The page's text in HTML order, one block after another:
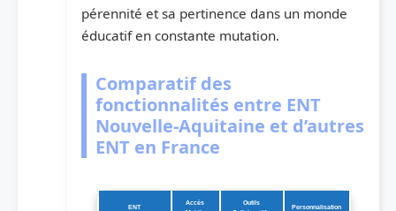
pérennité et sa pertinence dans un monde
éducatif en constante mutation.
Comparatif des
fonctionnalités entre ENT
Nouvelle-Aquitaine et d’autres
ENT en France
ENT
Accès
Outils
Personnalisation